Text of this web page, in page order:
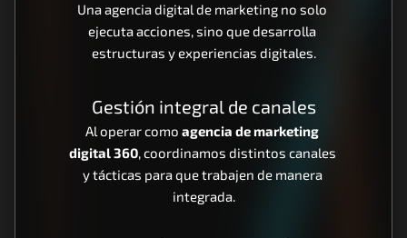
Una agencia digital de marketing no solo
ejecuta acciones, sino que desarrolla
estructuras y experiencias digitales.
Gestión integral de canales
Al operar como agencia de marketing
digital 360, coordinamos distintos canales
y tácticas para que trabajen de manera
integrada.